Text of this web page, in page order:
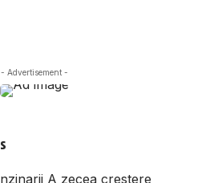
- Advertisement -